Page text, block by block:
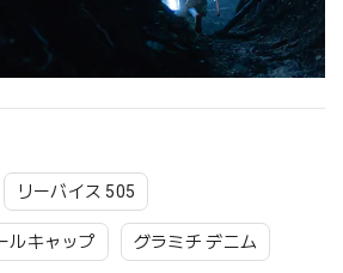
リーバイス 505
ルキャップ グラミチ デニム